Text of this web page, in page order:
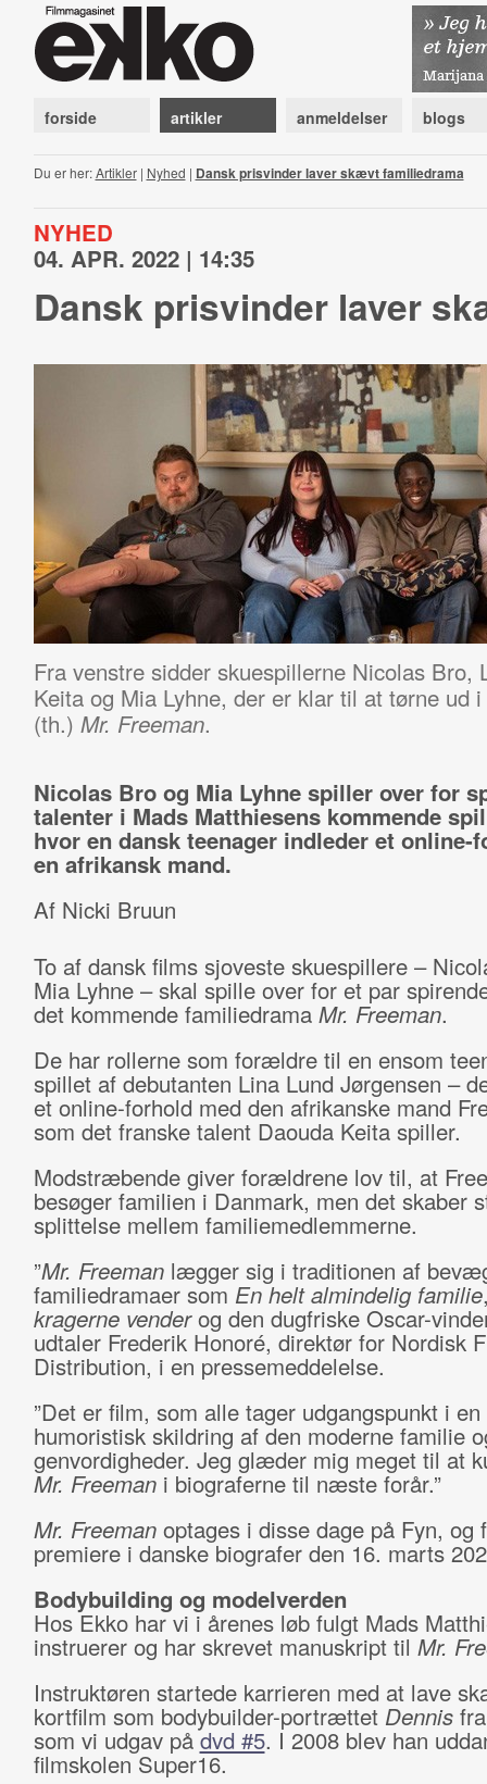
forside artikler anmeldelser blogs
Du er her:Artikler| Nyhed | Dansk prisvinder laver skævt familiedrama
NYHED
04. APR. 2022 | 14:35
Dansk prisvinder laver
Fra venstre sidder skuespillerne Nicolas Bro,
Keita og Mia Lyhne, der er klar til at tørne ud
(th.) Mr. Freeman.
Nicolas Bro og Mia Lyhne spiller over for
talenter i Mads Matthiesens kommende
hvor en dansk teenager indleder et online-
en afrikansk mand.
Af Nicki Bruun
To af dansk films sjoveste skuespillere –
Mia Lyhne – skal spille over for et par
det kommende familiedrama Mr. Freeman.
De har rollerne som forældre til en ensom
spillet af debutanten Lina Lund Jørgensen –
et online-forhold med den afrikanske mand
som det franske talent Daouda Keita spiller.
Modstræbende giver forældrene lov til, at
besøger familien i Danmark, men det skaber
splittelse mellem familiemedlemmerne.
”Mr. Freemanlægger sig i traditionen af
familiedramaer som En helt almindelig familie
kragerne venderog den dugfriske Oscar-
udtaler Frederik Honoré, direktør for Nordisk
Distribution, i en pressemeddelelse.
”Det er film, som alle tager udgangspunkt i
humoristisk skildring af den moderne familie
genvordigheder. Jeg glæder mig meget til at
Mr. Freemani biograferne til næste forår.”
Mr. Freemanoptages i disse dage på Fyn, og
premiere i danske biografer den 16. marts
Bodybuilding og modelverden
Hos Ekko har vi i årenes løb fulgt Mads
instruerer og har skrevet manuskript til Mr.
Instruktøren startede karrieren med at lave
kortfilm som bodybuilder-portrættet Dennisfra
som vi udgav pådvd #5. I 2008 blev han
filmskolen Super16.